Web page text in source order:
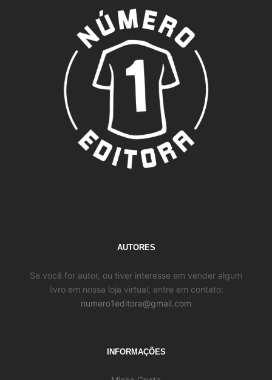
AUTORES
Se você for autor, ou tiver interesse em vender algum
livro em nossa loja virtual, entre em contato:
numero1editora@gmail.com
INFORMAÇÕES